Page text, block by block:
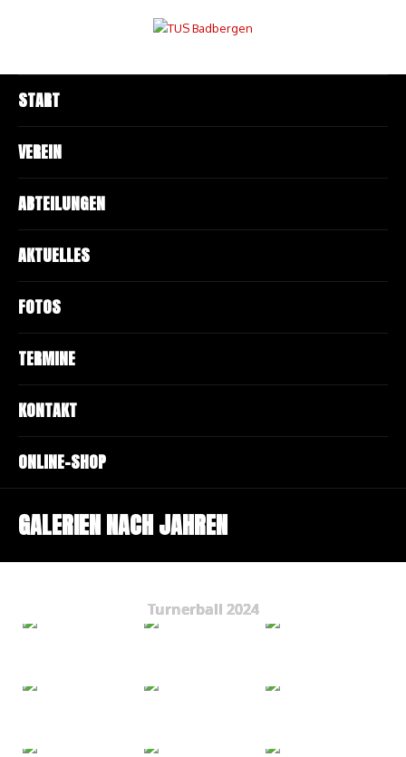
START
VEREIN
ABTEILUNGEN
AKTUELLES
FOTOS
TERMINE
KONTAKT
ONLINE-SHOP
GALERIEN NACH JAHREN
Turnerball 2024